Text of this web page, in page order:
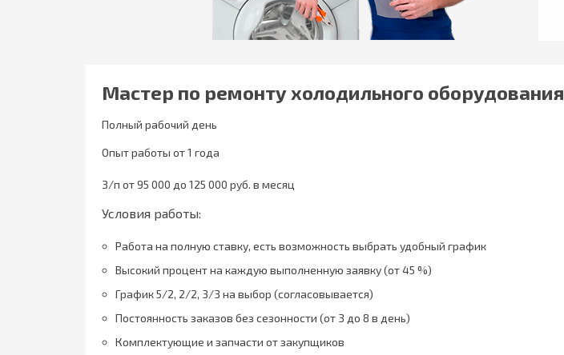
Мастер по ремонту холодильного оборудования
Полный рабочий день
Опыт работы от 1 года
З/п от 95 000 до 125 000 руб. в месяц
Условия работы:
Работа на полную ставку, есть возможность выбрать удобный график
Высокий процент на каждую выполненную заявку (от 45 %)
График 5/2, 2/2, 3/3 на выбор (согласовывается)
Постоянность заказов без сезонности (от 3 до 8 в день)
Комплектующие и запчасти от закупщиков